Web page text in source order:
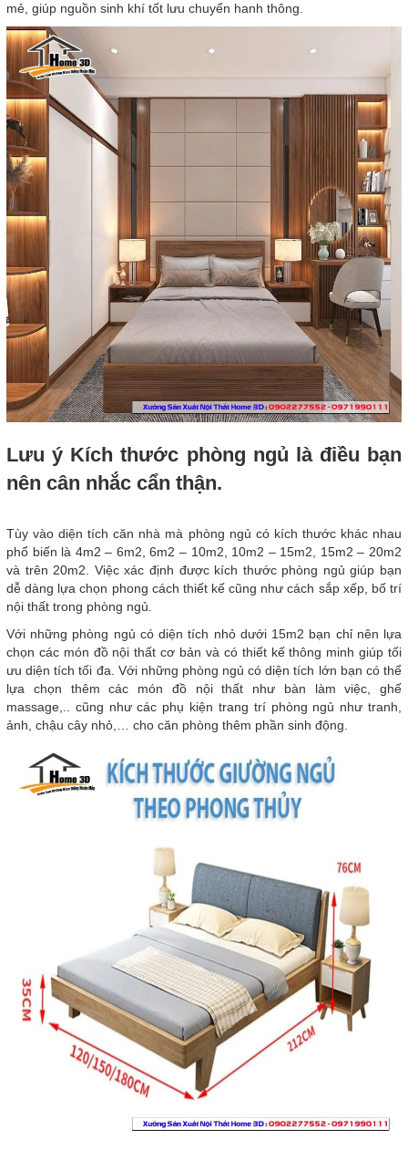
mẻ, giúp nguồn sinh khí tốt lưu chuyển hanh thông.
Lưu ý Kích thước phòng ngủ là điều bạn
nên cân nhắc cẩn thận.
Tùy vào diện tích căn nhà mà phòng ngủ có kích thước khác nhau
phổ biến là 4m2 – 6m2, 6m2 – 10m2, 10m2 – 15m2, 15m2 – 20m2
và trên 20m2. Việc xác định được kích thước phòng ngủ giúp bạn
dễ dàng lựa chọn phong cách thiết kế cũng như cách sắp xếp, bố trí
nội thất trong phòng ngủ.
Với những phòng ngủ có diện tích nhỏ dưới 15m2 bạn chỉ nên lựa
chọn các món đồ nội thất cơ bản và có thiết kế thông minh giúp tối
ưu diện tích tối đa. Với những phòng ngủ có diện tích lớn bạn có thể
lựa chọn thêm các món đồ nội thất như bàn làm việc, ghế
massage,.. cũng như các phụ kiện trang trí phòng ngủ như tranh,
ảnh, chậu cây nhỏ,… cho căn phòng thêm phần sinh động.